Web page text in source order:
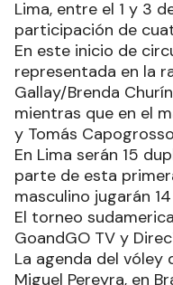
Lima, entre el 1 y 3
participación de
En este inicio de
representada en la
Gallay/Brenda
mientras que en el
y Tomás
En Lima serán 15
parte de esta
masculino jugarán
El torneo
GoandGO TV y
La agenda del vóley
Miguel Pereyra, en